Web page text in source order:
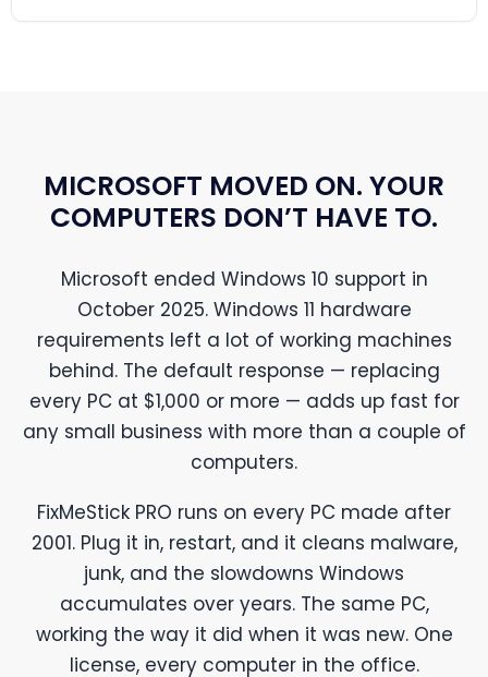
MICROSOFT MOVED ON. YOUR
COMPUTERS DON’T HAVE TO.
Microsoft ended Windows 10 support in
October 2025. Windows 11 hardware
requirements left a lot of working machines
behind. The default response — replacing
every PC at $1,000 or more — adds up fast for
any small business with more than a couple of
computers.
FixMeStick PRO runs on every PC made after
2001. Plug it in, restart, and it cleans malware,
junk, and the slowdowns Windows
accumulates over years. The same PC,
working the way it did when it was new. One
license, every computer in the office.